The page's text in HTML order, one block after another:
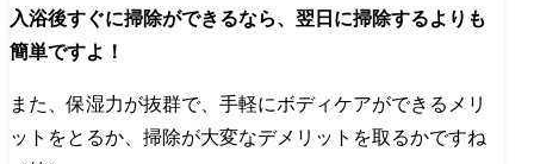
入浴後すぐに掃除ができるなら、翌日に掃除するよりも
簡単ですよ！
また、保湿力が抜群で、手軽にボディケアができるメリ
ットをとるか、掃除が大変なデメリットを取るかですね